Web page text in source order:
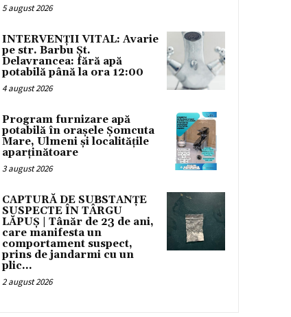
5 august 2026
INTERVENȚII VITAL: Avarie
pe str. Barbu Șt.
Delavrancea: fără apă
potabilă până la ora 12:00
4 august 2026
Program furnizare apă
potabilă în orașele Șomcuta
Mare, Ulmeni și localitățile
aparținătoare
3 august 2026
CAPTURĂ DE SUBSTANȚE
SUSPECTE ÎN TÂRGU
LĂPUȘ | Tânăr de 23 de ani,
care manifesta un
comportament suspect,
prins de jandarmi cu un
plic...
2 august 2026